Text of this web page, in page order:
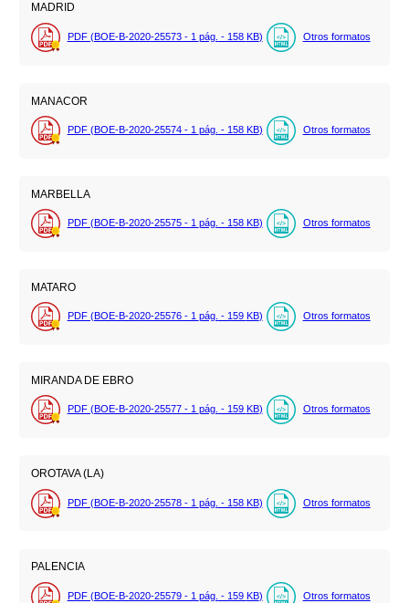
MADRID
PDF (BOE-B-2020-25573 - 1 pág. - 158 KB) Otros formatos
MANACOR
PDF (BOE-B-2020-25574 - 1 pág. - 158 KB) Otros formatos
MARBELLA
PDF (BOE-B-2020-25575 - 1 pág. - 158 KB) Otros formatos
MATARO
PDF (BOE-B-2020-25576 - 1 pág. - 159 KB) Otros formatos
MIRANDA DE EBRO
PDF (BOE-B-2020-25577 - 1 pág. - 159 KB) Otros formatos
OROTAVA (LA)
PDF (BOE-B-2020-25578 - 1 pág. - 158 KB) Otros formatos
PALENCIA
PDF (BOE-B-2020-25579 - 1 pág. - 159 KB) Otros formatos